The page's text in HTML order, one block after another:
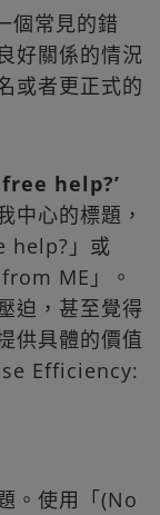
個常見的錯
好關係的情況
或者更正式的
help?’
中心的標題，
help?」或
ME」。
迫，甚至覺得
供具體的價值
Efficiency:
。使用「(No